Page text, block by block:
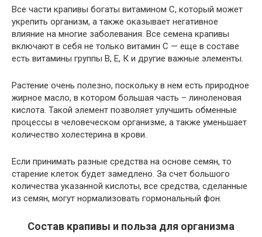
Все части крапивы богаты витамином С, который может
укрепить организм, а также оказывает негативное
влияние на многие заболевания. Все семена крапивы
включают в себя не только витамин С — еще в составе
есть витамины группы В, Е, К и другие важные элементы.
Растение очень полезно, поскольку в нем есть природное
жирное масло, в котором большая часть – линоленовая
кислота. Такой элемент позволяет улучшить обменные
процессы в человеческом организме, а также уменьшает
количество холестерина в крови.
Если принимать разные средства на основе семян, то
старение клеток будет замедлено. За счет большого
количества указанной кислоты, все средства, сделанные
из семян, могут нормализовать гормональный фон.
Состав крапивы и польза для организма